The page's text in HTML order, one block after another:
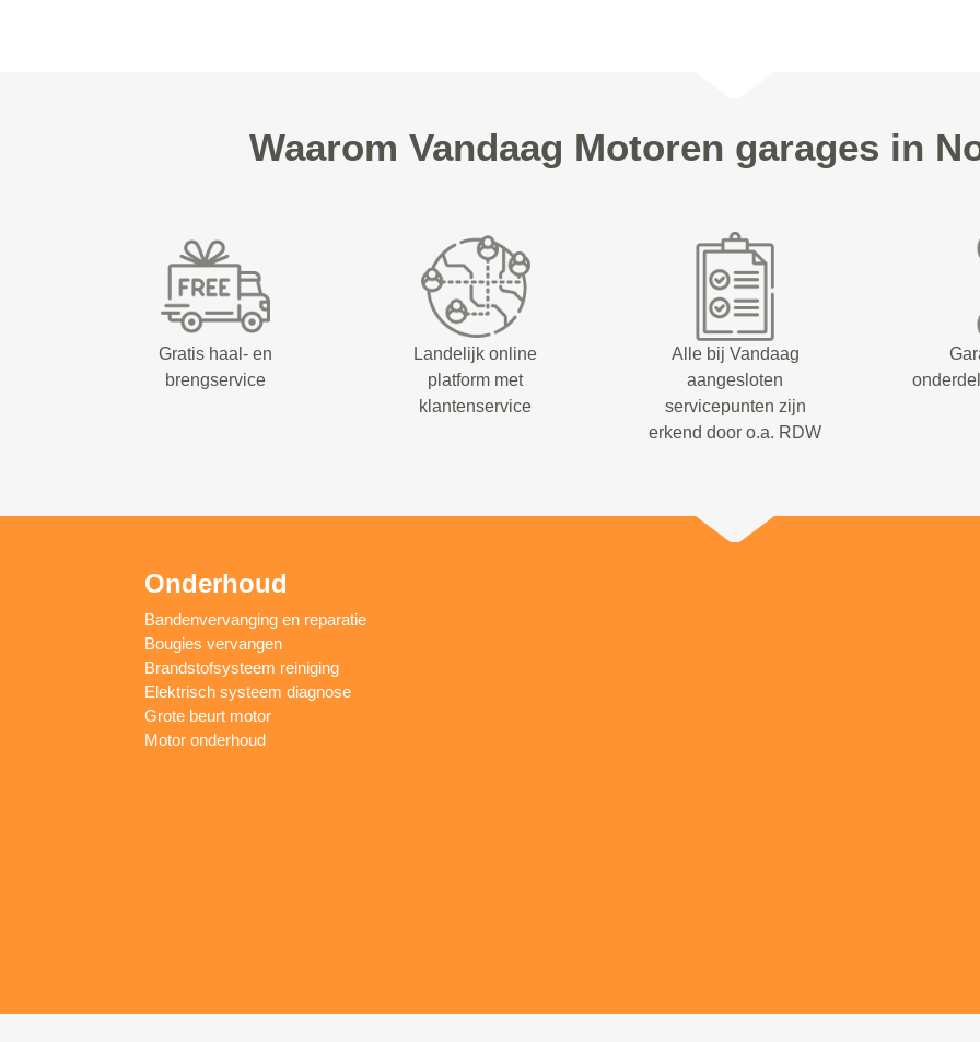
Waarom Vandaag Motoren garages in
Gratis haal- en
brengservice
Landelijk online
platform met
klantenservice
Alle bij Vandaag
aangesloten
servicepunten zijn
erkend door o.a. RDW
Onderhoud
Bandenvervanging en reparatie
Bougies vervangen
Brandstofsysteem reiniging
Elektrisch systeem diagnose
Grote beurt motor
Motor onderhoud